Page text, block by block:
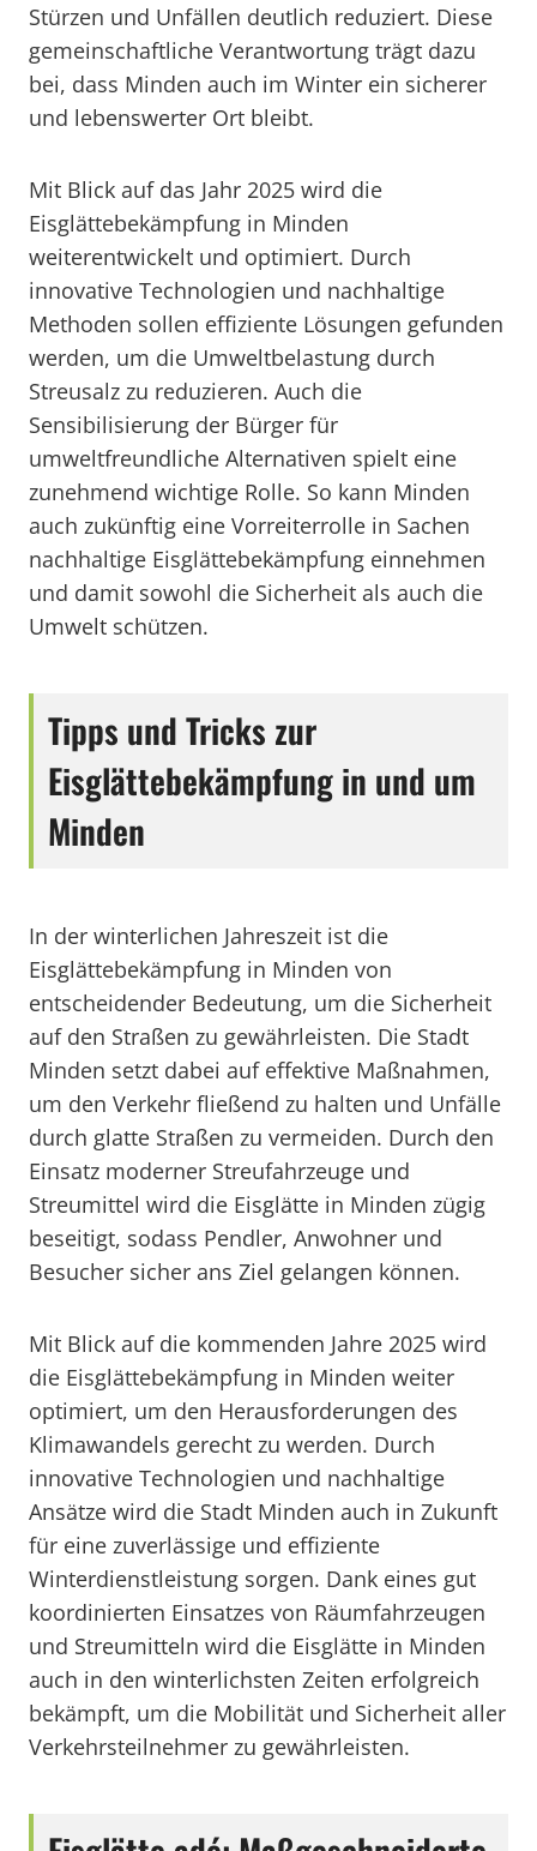
Stürzen und Unfällen deutlich reduziert. Diese
gemeinschaftliche Verantwortung trägt dazu
bei, dass Minden auch im Winter ein sicherer
und lebenswerter Ort bleibt.
Mit Blick auf das Jahr 2025 wird die
Eisglättebekämpfung in Minden
weiterentwickelt und optimiert. Durch
innovative Technologien und nachhaltige
Methoden sollen effiziente Lösungen gefunden
werden, um die Umweltbelastung durch
Streusalz zu reduzieren. Auch die
Sensibilisierung der Bürger für
umweltfreundliche Alternativen spielt eine
zunehmend wichtige Rolle. So kann Minden
auch zukünftig eine Vorreiterrolle in Sachen
nachhaltige Eisglättebekämpfung einnehmen
und damit sowohl die Sicherheit als auch die
Umwelt schützen.
Tipps und Tricks zur
Eisglättebekämpfung in und um
Minden
In der winterlichen Jahreszeit ist die
Eisglättebekämpfung in Minden von
entscheidender Bedeutung, um die Sicherheit
auf den Straßen zu gewährleisten. Die Stadt
Minden setzt dabei auf effektive Maßnahmen,
um den Verkehr fließend zu halten und Unfälle
durch glatte Straßen zu vermeiden. Durch den
Einsatz moderner Streufahrzeuge und
Streumittel wird die Eisglätte in Minden zügig
beseitigt, sodass Pendler, Anwohner und
Besucher sicher ans Ziel gelangen können.
Mit Blick auf die kommenden Jahre 2025 wird
die Eisglättebekämpfung in Minden weiter
optimiert, um den Herausforderungen des
Klimawandels gerecht zu werden. Durch
innovative Technologien und nachhaltige
Ansätze wird die Stadt Minden auch in Zukunft
für eine zuverlässige und effiziente
Winterdienstleistung sorgen. Dank eines gut
koordinierten Einsatzes von Räumfahrzeugen
und Streumitteln wird die Eisglätte in Minden
auch in den winterlichsten Zeiten erfolgreich
bekämpft, um die Mobilität und Sicherheit aller
Verkehrsteilnehmer zu gewährleisten.